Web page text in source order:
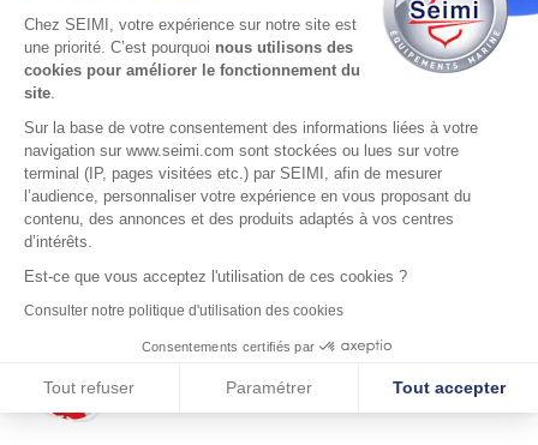
adresse : 75 Rue Amiral Troude,
29200 Brest FRANCE
SEIMI, UNE ENTREPRISE CERTIFIÉE, ENGAGÉE ET
LABELLISÉE
© 2024 SEIMI - Tous droits réservés
Chez SEIMI, votre expérience sur notre site est
une priorité. C’est pourquoi nous utilisons des
cookies pour améliorer le fonctionnement du
site.
Sur la base de votre consentement des informations liées à votre
navigation sur www.seimi.com sont stockées ou lues sur votre
terminal (IP, pages visitées etc.) par SEIMI, afin de mesurer
l’audience, personnaliser votre expérience en vous proposant du
contenu, des annonces et des produits adaptés à vos centres
d’intérêts.
Est-ce que vous acceptez l'utilisation de ces cookies ?
Consulter notre politique d'utilisation des cookies
Consentements certifiés par
Tout refuser Paramétrer Tout accepter